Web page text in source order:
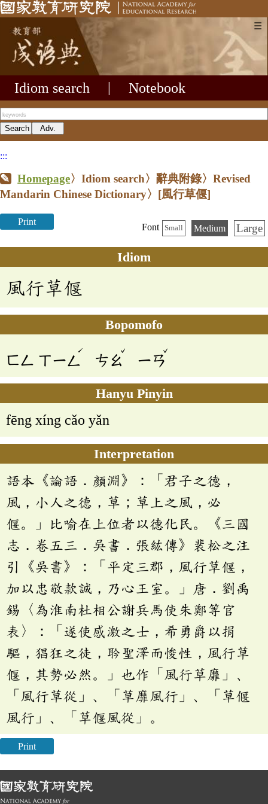
☰
Idiom search Notebook
:::
Homepage〉Idiom search〉辭典附錄〉Revised
Mandarin Chinese Dictionary〉 [風行草偃]
Print
Font Small Medium Large
Idiom
風行草偃
Bopomofo
ㄈㄥ ㄒㄧㄥ
ˊ
ㄘㄠ
ˇ
ㄧㄢ
ˇ
Hanyu Pinyin
fēng xíng cǎo yǎn
Interpretation
語本《論語．顏淵》：「君子之德，
風，小人之德，草；草上之風，必
偃。」比喻在上位者以德化民。《三國
志．卷五三．吳書．張紘傳》裴松之注
引《吳書》：「平定三郡，風行草偃，
加以忠敬款誠，乃心王室。」唐．劉禹
錫〈為淮南杜相公謝兵馬使朱鄭等官
表〉：「遂使感激之士，希勇爵以捐
驅，猖狂之徒，耹聖澤而悛性，風行草
偃，其勢必然。」也作「風行草靡」、
「風行草從」、「草靡風行」、「草偃
風行」、「草偃風從」。
Print